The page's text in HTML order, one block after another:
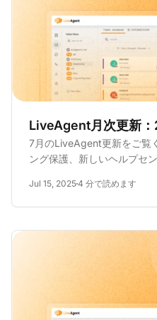
LiveAgent月次更新
7月のLiveAgent更新をご覧
ング保護、新しいヘルプセ
Jul 15, 20254 分で読めます